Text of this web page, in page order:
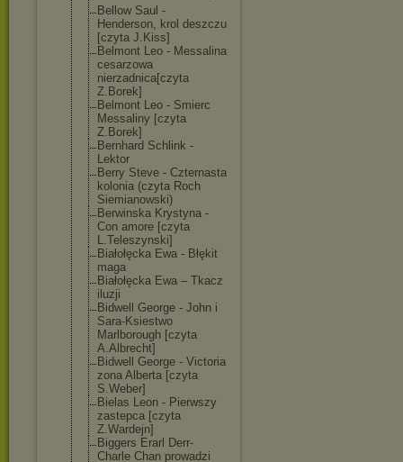
Bellow Saul -
Henderson, krol deszczu
[czyta J.Kiss]
Belmont Leo - Messalina
cesarzowa
nierzadnica[czyta
Z.Borek]
Belmont Leo - Smierc
Messaliny [czyta
Z.Borek]
Bernhard Schlink -
Lektor
Berry Steve - Czternasta
kolonia (czyta Roch
Siemianowski)
Berwinska Krystyna -
Con amore [czyta
L.Teleszynski]
Białołęcka Ewa - Błękit
maga
Białołęcka Ewa – Tkacz
iluzji
Bidwell George - John i
Sara-Ksiestwo
Marlborough [czyta
A.Albrecht]
Bidwell George - Victoria
zona Alberta [czyta
S.Weber]
Bielas Leon - Pierwszy
zastepca [czyta
Z.Wardejn]
Biggers Erarl Derr-
Charle Chan prowadzi